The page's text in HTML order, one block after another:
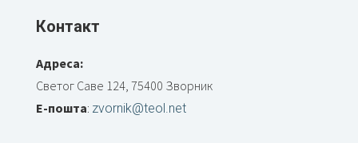
Контакт
Адреса:
Светог Саве 124, 75400 Зворник
Е-пошта: zvornik@teol.net